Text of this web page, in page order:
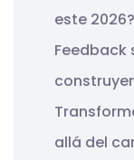
este 2026?
Feedback
allá del